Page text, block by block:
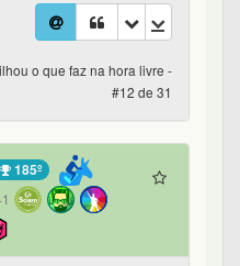
o que faz na hora livre -
#12 de 31
185º